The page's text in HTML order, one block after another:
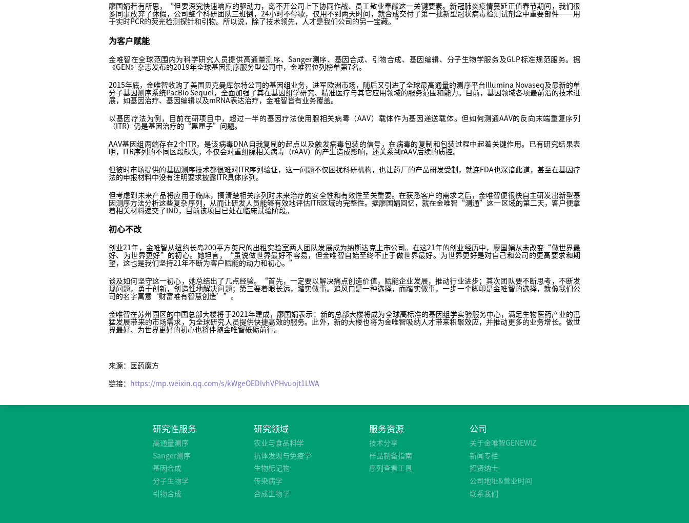
廖国娟若有所思，“但要深究快速响应的驱动力，离不开公司上下协同作战、员工敬业奉献这一关键要素。新冠肺炎疫情蔓延正值春节期间，我们很
多同事放弃了休假，公司整个科研团队三班倒，24小时不停歇，仅用不到两天时间，就合成交付了第一批新型冠状病毒检测试剂盒中重要部件——用
于实时PCR的荧光检测探针和引物。所以说，除了技术领先，人才是我们公司的另一宝藏。”
为客户赋能
金唯智在全球范围内为科学研究人员提供高通量测序、Sanger测序、基因合成、引物合成、基因编辑、分子生物学服务及GLP标准规范服务。据
《GEN》杂志发布的2019年全球基因测序服务型公司中，金唯智位列榜单第7名。
2015年底，金唯智收购了美国贝克曼库尔特公司的基因组业务，进军欧洲市场，随后又引进了全球最高通量的测序平台Illumina Novaseq及最新的单
分子基因测序系统PacBio Sequel，全面加强了其在基因组学研究、精准医疗与其它应用领域的服务范围和能力。目前，基因领域各项最前沿的技术进
展，如基因治疗、基因编辑以及mRNA表达治疗，金唯智皆有业务覆盖。
以基因疗法为例，目前在研项目中，超过一半的基因疗法使用腺相关病毒（AAV）载体作为基因递送载体。但如何测通AAV的反向末端重复序列
（ITR）仍是基因治疗的“黑匣子”问题。
AAV基因组两端存在2个ITR，是该病毒DNA自我复制的起点以及触发病毒包装的信号，在病毒的复制和包装过程中起着关键作用。已有研究结果表
明，ITR序列的不同区段缺失，不仅会对重组腺相关病毒（rAAV）的产生造成影响，还关系到rAAV后续的质控。
但彼时市场提供的基因测序技术都很难对ITR序列验证，这一问题不仅困扰科研机构，也让药厂的产品研发受制，就连FDA也深谙此道，甚至在基因疗
法的申报材料中没有注明要求披露ITR具体序列。
但考虑到未来产品将应用于临床，搞清楚相关序列对未来治疗的安全性和有效性至关重要。在获悉客户的需求之后，金唯智便很快自主研发出新型基
因测序方法分析这些复杂序列，从而让研发人员能够有效地评估ITR区域的完整性。据廖国娟回忆，就在金唯智“测通”这一区域的第二天，客户便拿
着相关材料递交了IND，目前该项目已处在临床试验阶段。
初心不改
创业21年，金唯智从纽约长岛200平方英尺的出租实验室两人团队发展成为纳斯达克上市公司。在这21年的创业经历中，廖国娟从未改变“做世界最
好、为世界更好”的初心。她坦言，“虽说做世界最好不容易，但金唯智自始至终不止于做世界最好。为世界更好是对自己和公司的更高要求和期
望，这也是我们坚持21年不断为客户赋能的动力和初心。”
谈及如何坚守这一初心，她总结出了几点经验。“首先，一定要以解决痛点创造价值，赋能企业发展，推动行业进步；其次团队要不断思考，不断发
现问题，勇于创新，创造性地解决问题；第三要着眼长远，踏实做事。追风口是一种选择，而踏实做事，一步一个脚印是金唯智的选择，就像我们公
司的名字寓意‘财富唯有智慧创造’”。
金唯智在苏州园区的中国总部大楼将于2021年建成，廖国娟表示：新的总部大楼将成为全球高标准的基因组学实验服务中心，满足生物医药产业的迅
猛发展带来的市场需求，为全球研究人员提供快捷高效的服务。此外，新的大楼也将为金唯智吸纳人才带来积聚效应，并推动更多的业务增长。做世
界最好、为世界更好的初心也将伴随金唯智砥砺前行。
来源：医药魔方
链接： https://mp.weixin.qq.com/s/kWgeOEDlvhVPHvuojt1LWA
研究性服务
高通量测序
Sanger测序
基因合成
分子生物学
引物合成
研究领域
农业与食品科学
抗体发现与免疫学
生物标记物
传染病学
合成生物学
服务资源
技术分享
样品制备指南
序列查看工具
公司
关于金唯智GENEWIZ
新闻专栏
招贤纳士
公司地址&营业时间
联系我们